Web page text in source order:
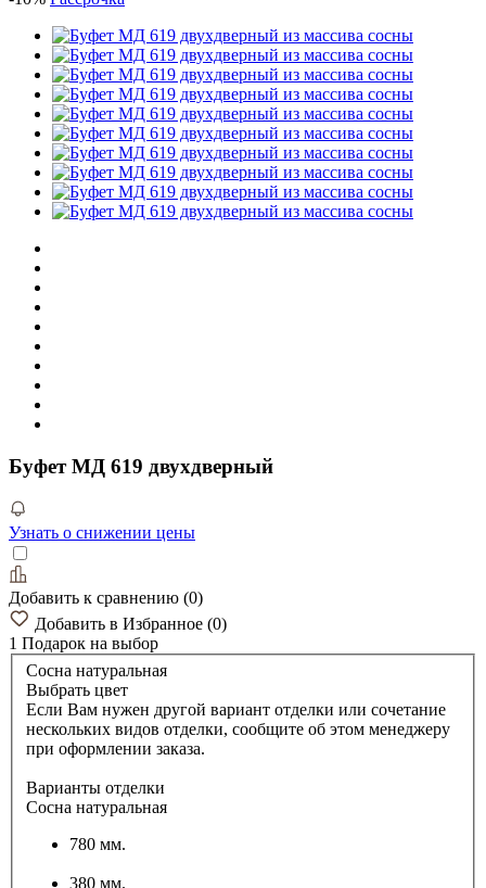
Буфет МД 619 двухдверный
Узнать о снижении цены
Добавить к сравнению (0)
Добавить в Избранное (0)
1 Подарок на выбор
Сосна натуральная
Выбрать цвет
Если Вам нужен другой вариант отделки или сочетание
нескольких видов отделки, сообщите об этом менеджеру
при оформлении заказа.
Варианты отделки
Сосна натуральная
780 мм.
380 мм.